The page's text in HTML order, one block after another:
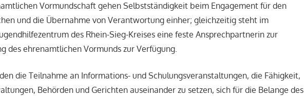
Vormundschaft gehen Selbstständigkeit beim Engagement für den
und die Übernahme von Verantwortung einher; gleichzeitig steht im
des Rhein-Sieg-Kreises eine feste Ansprechpartnerin zur
des ehrenamtlichen Vormunds zur Verfügung.
die Teilnahme an Informations- und Schulungsveranstaltungen, die Fähigkeit,
Behörden und Gerichten auseinander zu setzen, sich für die Belange des